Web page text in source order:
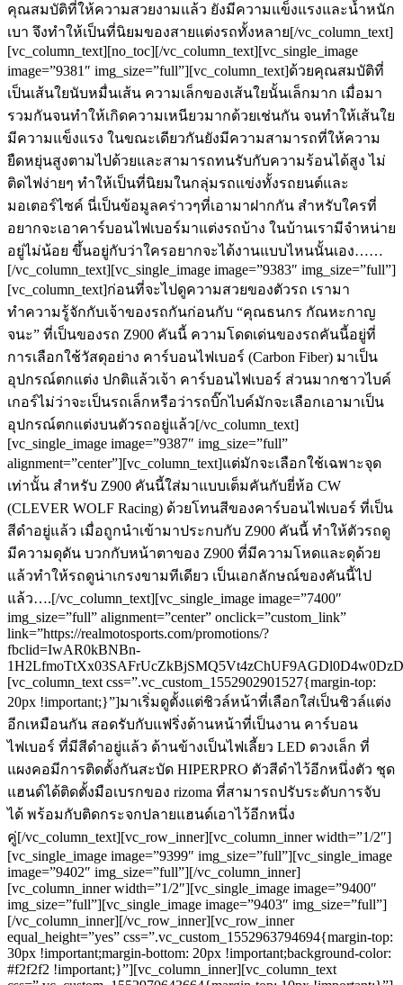
คุณสมบัติที่ให้ความสวยงามแล้ว ยังมีความแข็งแรงและน้ำหนัก
เบา จึงทำให้เป็นที่นิยมของสายแต่งรถทั้งหลาย[/vc_column_text]
[vc_column_text][no_toc][/vc_column_text][vc_single_image
image=”9381″ img_size=”full”][vc_column_text]ด้วยคุณสมบัติที่
เป็นเส้นใยนับหมื่นเส้น ความเล็กของเส้นใยนั้นเล็กมาก เมื่อมา
รวมกันจนทำให้เกิดความเหนียวมากด้วยเช่นกัน จนทำให้เส้นใย
มีความแข็งแรง ในขณะเดียวกันยังมีความสามารถที่ให้ความ
ยืดหยุ่นสูงตามไปด้วยและสามารถทนรับกับความร้อนได้สูง ไม่
ติดไฟง่ายๆ ทำให้เป็นที่นิยมในกลุ่มรถแข่งทั้งรถยนต์และ
มอเตอร์ไซค์ นี่เป็นข้อมูลคร่าวๆที่เอามาฝากกัน สำหรับใครที่
อยากจะเอาคาร์บอนไฟเบอร์มาแต่งรถบ้าง ในบ้านเรามีจำหน่าย
อยู่ไม่น้อย ขึ้นอยู่กับว่าใครอยากจะได้งานแบบไหนนั้นเอง……
[/vc_column_text][vc_single_image image=”9383″ img_size=”full”]
[vc_column_text]ก่อนที่จะไปดูความสวยของตัวรถ เรามา
ทำความรู้จักกับเจ้าของรถกันก่อนกับ “คุณธนกร กัณหะกาญ
จนะ” ที่เป็นของรถ Z900 คันนี้ ความโดดเด่นของรถคันนี้อยู่ที่
การเลือกใช้วัสดุอย่าง คาร์บอนไฟเบอร์ (Carbon Fiber) มาเป็น
อุปกรณ์ตกแต่ง ปกติแล้วเจ้า คาร์บอนไฟเบอร์ ส่วนมากชาวไบค์
เกอร์ไม่ว่าจะเป็นรถเล็กหรือว่ารถบิ๊กไบค์มักจะเลือกเอามาเป็น
อุปกรณ์ตกแต่งบนตัวรถอยู่แล้ว[/vc_column_text]
[vc_single_image image=”9387″ img_size=”full”
alignment=”center”][vc_column_text]แต่มักจะเลือกใช้เฉพาะจุด
เท่านั้น สำหรับ Z900 คันนี้ใส่มาแบบเต็มคันกับยี่ห้อ CW
(CLEVER WOLF Racing) ด้วยโทนสีของคาร์บอนไฟเบอร์ ที่เป็น
สีดำอยู่แล้ว เมื่อถูกนำเข้ามาประกบกับ Z900 คันนี้ ทำให้ตัวรถดู
มีความดุดัน บวกกับหน้าตาของ Z900 ที่มีความโหดและดุด้วย
แล้วทำให้รถดูน่าเกรงขามทีเดียว เป็นเอกลักษณ์ของคันนี้ไป
แล้ว….[/vc_column_text][vc_single_image image=”7400″
img_size=”full” alignment=”center” onclick=”custom_link”
link=”https://realmotosports.com/promotions/?
fbclid=IwAR0kBNBn-
[vc_column_text css=”.vc_custom_1552902901527{margin-top:
20px !important;}”]มาเริ่มดูตั้งแต่ชิวล์หน้าที่เลือกใส่เป็นชิวล์แต่ง
อีกเหมือนกัน สอดรับกับแฟริ่งด้านหน้าที่เป็นงาน คาร์บอน
ไฟเบอร์ ที่มีสีดำอยู่แล้ว ด้านข้างเป็นไฟเลี้ยว LED ดวงเล็ก ที่
แผงคอมีการติดตั้งกันสะบัด HIPERPRO ตัวสีดำไว้อีกหนึ่งตัว ชุด
แฮนด์ได้ติดตั้งมือเบรกของ rizoma ที่สามารถปรับระดับการจับ
ได้ พร้อมกับติดกระจกปลายแฮนด์เอาไว้อีกหนึ่ง
คู่[/vc_column_text][vc_row_inner][vc_column_inner width=”1/2″]
[vc_single_image image=”9399″ img_size=”full”][vc_single_image
image=”9402″ img_size=”full”][/vc_column_inner]
[vc_column_inner width=”1/2″][vc_single_image image=”9400″
img_size=”full”][vc_single_image image=”9403″ img_size=”full”]
[/vc_column_inner][/vc_row_inner][vc_row_inner
equal_height=”yes” css=”.vc_custom_1552963794694{margin-top:
30px !important;margin-bottom: 20px !important;background-color:
#f2f2f2 !important;}”][vc_column_inner][vc_column_text